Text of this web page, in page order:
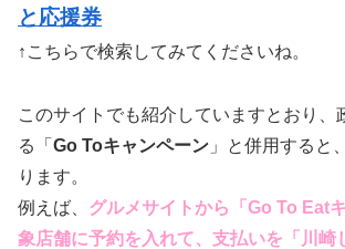
と応援券
↑こちらで検索してみてくださいね。
このサイトでも紹介していますとおり、
る「 Go Toキャンペーン 」と併用すると
ります。
例えば、 グルメサイトから「Go To Eat
象店舗に予約を入れて、支払いを「川崎